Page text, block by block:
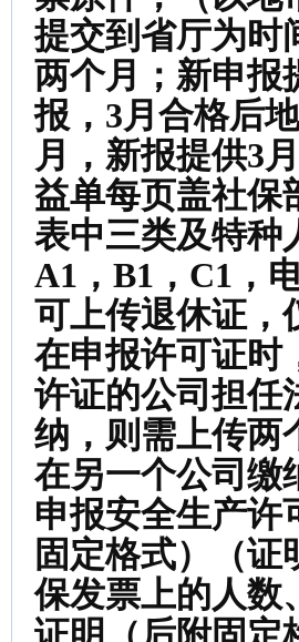
提交到省厅为时
两个月；新申报
报，3月合格后
月，新报提供3
益单每页盖社保
表中三类及特种
A1，B1，C1，
可上传退休证，
在申报许可证时
许证的公司担任
纳，则需上传两
在另一个公司缴
申报安全生产许
固定格式）（
保发票上的人数